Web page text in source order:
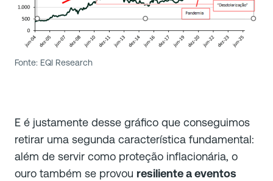
Fonte: EQI Research
E é justamente desse gráfico que conseguimos
retirar uma segunda característica fundamental:
além de servir como proteção inflacionária, o
ouro também se provou resiliente a eventos